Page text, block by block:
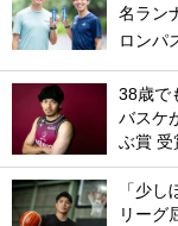
名ラン
ロンパ
38歳で
バスケ
ぶ賞 受
「少
リーグ